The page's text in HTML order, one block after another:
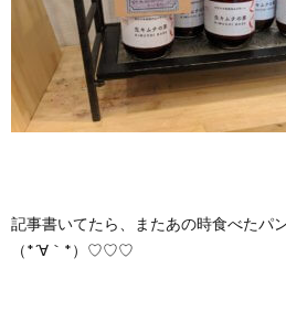
記事書いてたら、またあの時食べたパ
（*´∀｀*）♡♡♡